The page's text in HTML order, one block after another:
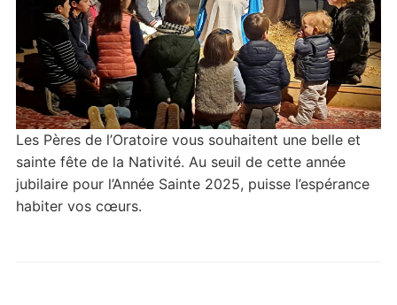
Les Pères de l’Oratoire vous souhaitent une belle et
sainte fête de la Nativité. Au seuil de cette année
jubilaire pour l’Année Sainte 2025, puisse l’espérance
habiter vos cœurs.